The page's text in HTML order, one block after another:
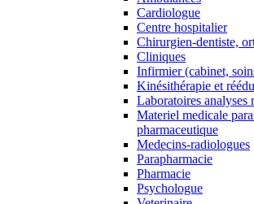
Cardiologue
Centre hospitalier
Chirurgien-dentiste,
Cliniques
Infirmier (cabinet,
Kinésithérapie et
Laboratoires analyses
Materiel medicale
pharmaceutique
Medecins-radiologues
Parapharmacie
Pharmacie
Psychologue